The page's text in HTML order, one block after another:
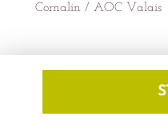
Cornalin / AOC Valais